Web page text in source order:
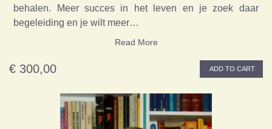
behalen. Meer succes in het leven en je zoek daar
begeleiding en je wilt meer…
Read More
€ 300,00 ADD TO CART